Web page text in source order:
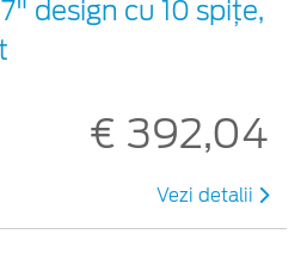
design cu 10 spițe,
€ 392,04
Vezi detalii